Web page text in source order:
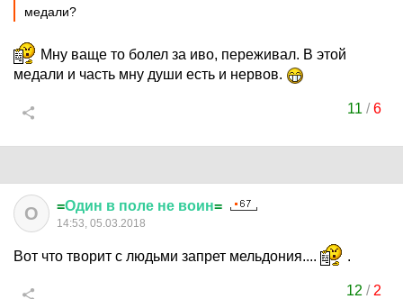
медали?
Мну ваще то болел за иво, переживал. В этой
медали и часть мну души есть и нервов.
11 /6
О =Один в поле не воин=
14:53, 05.03.2018
Вот что творит с людьми запрет мельдония.... .
12 / 2